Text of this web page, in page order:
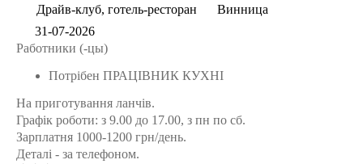
Драйв-клуб, готель-ресторан
Винница
31-07-2026
Работники (-цы)
Потрібен ПРАЦІВНИК КУХНІ
На приготування ланчів.
Графік роботи: з 9.00 до 17.00, з пн по сб.
Зарплатня 1000-1200 грн/день.
Деталі - за телефоном.